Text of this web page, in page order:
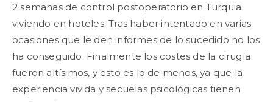
2 semanas de control postoperatorio en Turquia
viviendo en hoteles. Tras haber intentado en varias
ocasiones que le den informes de lo sucedido no los
ha conseguido. Finalmente los costes de la cirugía
fueron altísimos, y esto es lo de menos, ya que la
experiencia vivida y secuelas psicológicas tienen